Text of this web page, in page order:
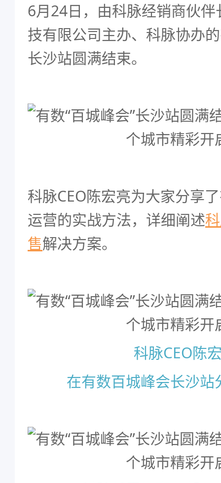
6月24日，由科脉经销商伙
技有限公司主办、科脉协办
长沙站圆满结束。
科脉CEO陈宏亮为大家分享
运营的实战方法，详细阐述
售解决方案。
科脉CEO陈
在有数百城峰会长沙站